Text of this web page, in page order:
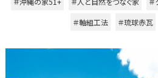
＃軸組工法
＃琉球赤瓦